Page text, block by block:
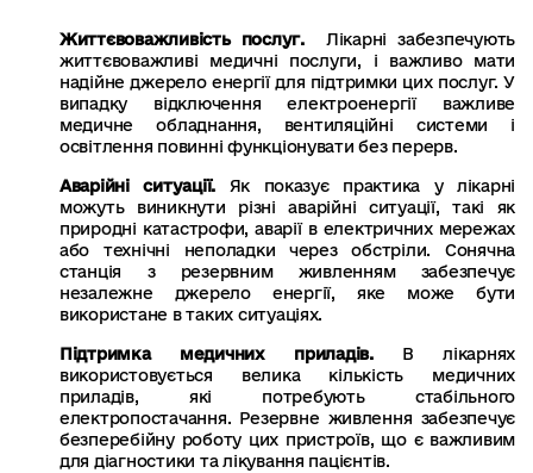
Життєвоважливість послуг. Лікарні забезпечують
життєвоважливі медичні послуги, і важливо мати
надійне джерело енергії для підтримки цих послуг. У
випадку відключення електроенергії важливе
медичне обладнання, вентиляційні системи і
освітлення повинні функціонувати без перерв.
Аварійні ситуації. Як показує практика у лікарні
можуть виникнути різні аварійні ситуації, такі як
природні катастрофи, аварії в електричних мережах
або технічні неполадки через обстріли. Сонячна
станція з резервним живленням забезпечує
незалежне джерело енергії, яке може бути
використане в таких ситуаціях.
Підтримка медичних приладів. В лікарнях
використовується велика кількість медичних
приладів, які потребують стабільного
електропостачання. Резервне живлення забезпечує
безперебійну роботу цих пристроїв, що є важливим
для діагностики та лікування пацієнтів.